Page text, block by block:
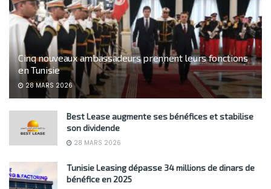
Cinq nouveaux ambassadeurs prennent leurs fonctions
en Tunisie
28 MARS 2026
Best Lease augmente ses bénéfices et stabilise
son dividende
28 MARS 2026
Tunisie Leasing dépasse 34 millions de dinars de
bénéfice en 2025